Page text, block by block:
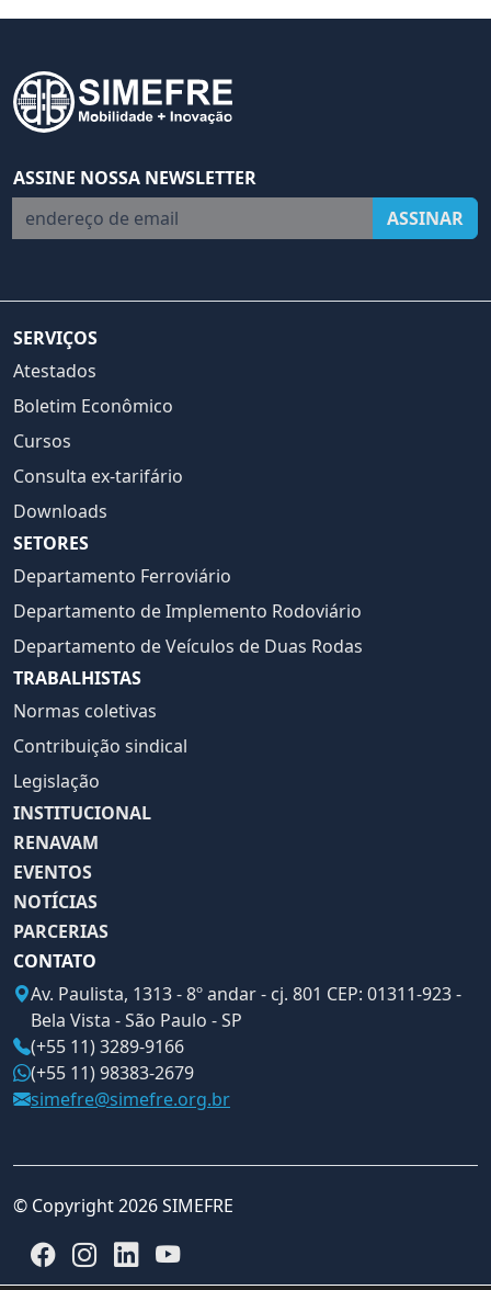
ASSINE NOSSA NEWSLETTER
endereço de email
ASSINAR
SERVIÇOS
Atestados
Boletim Econômico
Cursos
Consulta ex-tarifário
Downloads
SETORES
Departamento Ferroviário
Departamento de Implemento Rodoviário
Departamento de Veículos de Duas Rodas
TRABALHISTAS
Normas coletivas
Contribuição sindical
Legislação
INSTITUCIONAL
RENAVAM
EVENTOS
NOTÍCIAS
PARCERIAS
CONTATO
Av. Paulista, 1313 - 8º andar - cj. 801 CEP: 01311-923 -
Bela Vista - São Paulo - SP
(+55 11) 3289-9166
(+55 11) 98383-2679
simefre@simefre.org.br
© Copyright 2026 SIMEFRE